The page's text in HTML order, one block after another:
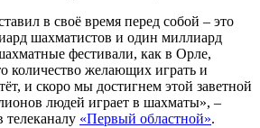
в своё время перед собой – это
шахматистов и один миллиард
фестивали, как в Орле,
количество желающих играть и
и скоро мы достигнем этой заветной
людей играет в шахматы», –
«Первый областной».